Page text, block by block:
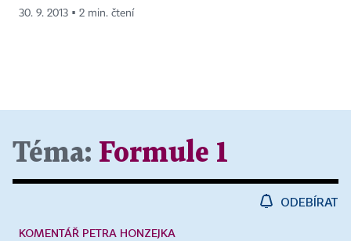
30. 9. 2013 ▪ 2 min. čtení
Téma: Formule 1
ODEBÍRAT
KOMENTÁŘ PETRA HONZEJKA